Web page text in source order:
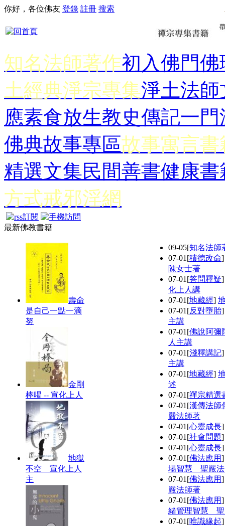
你好，各位佛友 登錄 註冊 搜索
知名法師著作初入佛門佛
土經典淨宗專集淨土法師
應素食放生教史傳記一門
佛典故事專區故事寓言書
精選文集民間善書健康書
方式戒邪淫網
最新佛教書籍
壽命
是自己一點一滴
努
金剛
棒喝 -- 宣化上人
地獄
不空 宣化上人
主
09-05[知名法師
07-01 [積德改命
陳女士著
07-01 [答問釋疑
化上人講
07-01 [地藏經]
07-01 [反對墮胎
主講
07-01 [佛說阿彌
人主講
07-01 [淺釋講記
主講
07-01 [地藏經]
述
07-01 [禪宗精選
07-01 [漢傳法師
嚴法師著
07-01 [心靈成長
07-01 [社會問題
07-01 [心靈成長
07-01 [佛法應用
場智慧 聖嚴
07-01 [佛法應用
嚴法師著
07-01 [佛法應用
緒管理智慧
07-01 [唯識緣起